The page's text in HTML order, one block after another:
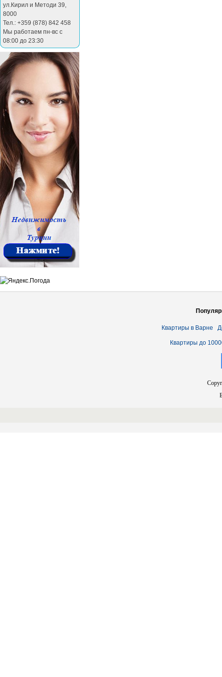
ул.Кирил и Методи 39,
8000
Тел.: +359 (878) 842 458
Мы работаем пн-вс с
08:00 до 23:30
Квартиры в Варне
Квартиры до